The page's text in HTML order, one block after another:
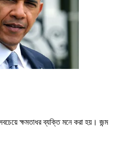
সবচেয়ে ক্ষমতাধর ব্যক্তি মনে করা হয়। জন্ম